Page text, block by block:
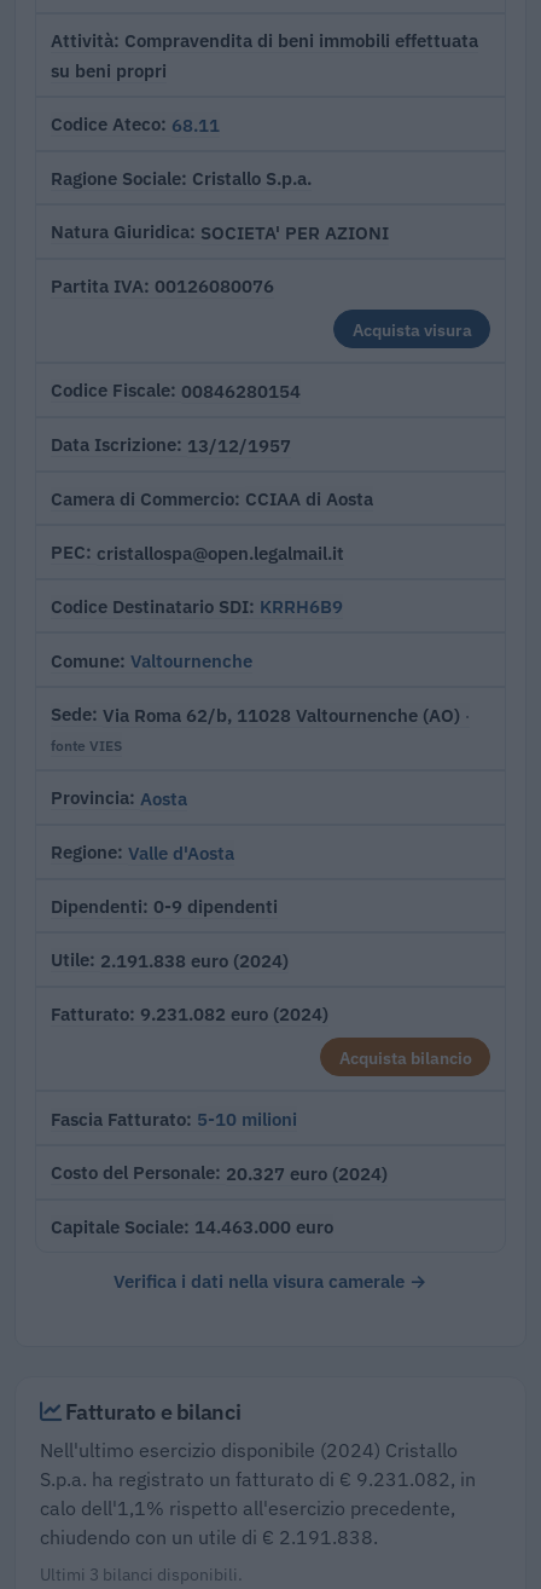
Attività Compravendita di beni immobili effettuata
su beni propri
Codice Ateco 68.11
Ragione Sociale Cristallo S.p.a.
Natura Giuridica SOCIETA' PER AZIONI
Partita IVA 00126080076
Acquista visura
Codice Fiscale 00846280154
Data Iscrizione 13/12/1957
Camera di Commercio CCIAA di Aosta
PEC cristallospa@open.legalmail.it
Codice Destinatario SDI KRRH6B9
Comune Valtournenche
Sede Via Roma 62/b, 11028 Valtournenche (AO) ·
fonte VIES
Provincia Aosta
Regione Valle d'Aosta
Dipendenti 0-9 dipendenti
Utile 2.191.838 euro (2024)
Fatturato 9.231.082 euro (2024)
Acquista bilancio
Fascia Fatturato 5-10 milioni
Costo del Personale 20.327 euro (2024)
Capitale Sociale 14.463.000 euro
Verifica i dati nella visura camerale →
Fatturato e bilanci
Nell'ultimo esercizio disponibile (2024) Cristallo
S.p.a. ha registrato un fatturato di € 9.231.082, in
calo dell'1,1% rispetto all'esercizio precedente,
chiudendo con un utile di € 2.191.838.
Ultimi 3 bilanci disponibili.